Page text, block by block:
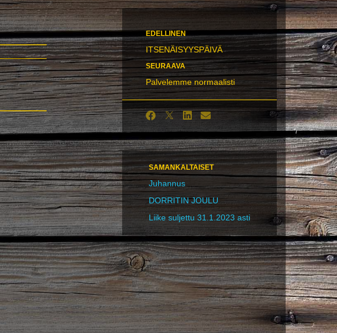
EDELLINEN
ITSENÄISYYSPÄIVÄ
SEURAAVA
Palvelemme normaalisti
SAMANKALTAISET
Juhannus
DORRITIN JOULU
Liike suljettu 31.1.2023 asti